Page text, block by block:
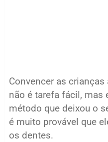
Convencer as
não é tarefa fácil, mas
método que deixou o
é muito provável que
os dentes.